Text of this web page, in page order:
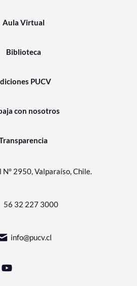
Aula Virtual
Biblioteca
PUCV
con nosotros
N° 2950, Valparaíso, Chile.
56 32 227 3000
info@pucv.cl